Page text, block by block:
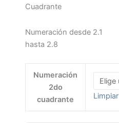
Cuadrante
Numeración desde 2.1
hasta 2.8
Numeración
2do
cuadrante
Limpiar